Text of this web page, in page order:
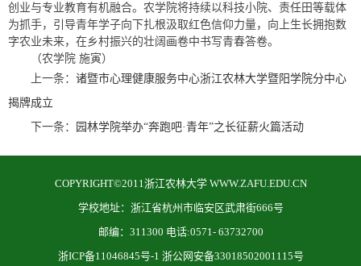
创业与专业教育有机融合。农学院将持续以科技小院、责任田等载体
为抓手，引导青年学子向下扎根汲取红色信仰力量，向上生长拥抱数
字农业未来，在乡村振兴的壮阔画卷中书写青春答卷。
（农学院 施寅）
上一条： 诸暨市心理健康服务中心浙江农林大学暨阳学院分中心
揭牌成立
下一条：
园林学院举办“奔跑吧·青年”之长征薪火篇活动
COPYRIGHT©2011浙江农林大学 WWW.ZAFU.EDU.CN
学校地址：浙江省杭州市临安区武肃街666号
邮编：311300 电话:0571- 63732700
浙ICP备11046845号-1 浙公网安备33018502001115号